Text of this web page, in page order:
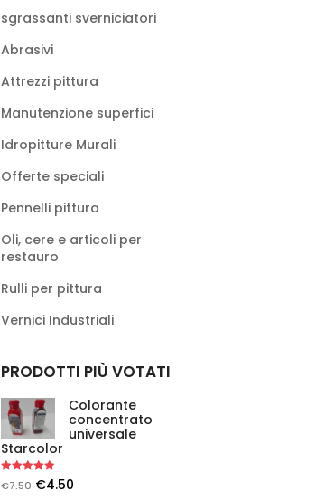
sgrassanti sverniciatori
Abrasivi
Attrezzi pittura
Manutenzione superfici
Idropitture Murali
Offerte speciali
Pennelli pittura
Oli, cere e articoli per
restauro
Rulli per pittura
Vernici Industriali
PRODOTTI PIÙ VOTATI
Colorante
concentrato
universale
Starcolor
Rated5.00
out of 5
€7.50 €4.50